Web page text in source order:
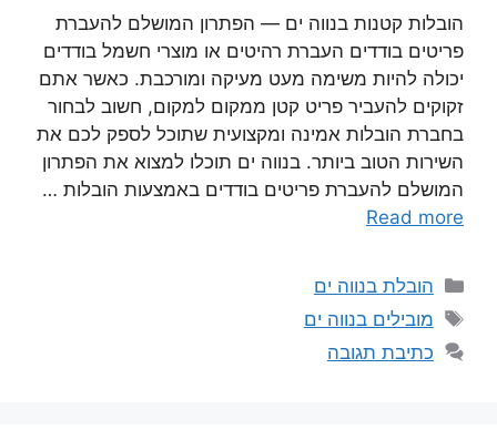
הובלות קטנות בנווה ים — הפתרון המושלם להעברת
פריטים בודדים העברת רהיטים או מוצרי חשמל בודדים
יכולה להיות משימה מעט מעיקה ומורכבת. כאשר אתם
זקוקים להעביר פריט קטן ממקום למקום, חשוב לבחור
בחברת הובלות אמינה ומקצועית שתוכל לספק לכם את
השירות הטוב ביותר. בנווה ים תוכלו למצוא את הפתרון
המושלם להעברת פריטים בודדים באמצעות הובלות …
Read more
קטגוריות
הובלת בנווה ים
תגיות
מובילים בנווה ים
כתיבת תגובה